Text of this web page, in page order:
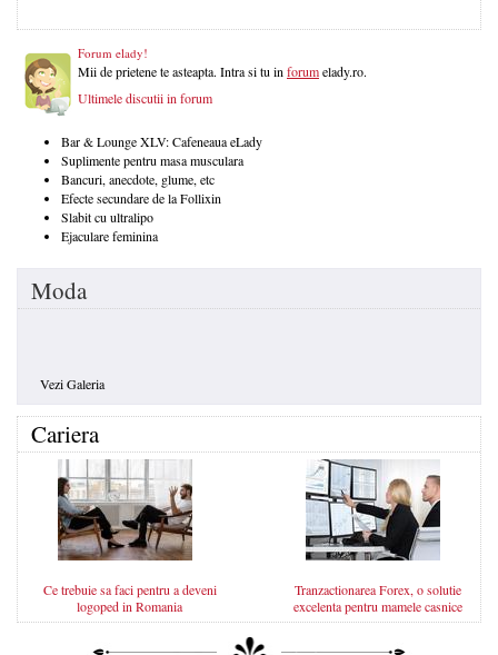
Forum elady!
Mii de prietene te asteapta. Intra si tu in forumelady.ro.
Ultimele discutii in forum
Bar & Lounge XLV: Cafeneaua eLady
Suplimente pentru masa musculara
Bancuri, anecdote, glume, etc
Efecte secundare de la Follixin
Slabit cu ultralipo
Ejaculare feminina
Moda
Vezi Galeria
Cariera
Ce trebuie sa faci pentru a deveni
logoped in Romania
Tranzactionarea Forex, o solutie
excelenta pentru mamele casnice